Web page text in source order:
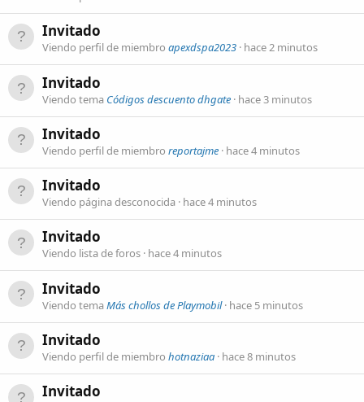
Invitado
Viendo perfil de miembro apexdspa2023 hace 2 minutos
Invitado
Viendo tema Códigos descuento dhgate hace 3 minutos
Invitado
Viendo perfil de miembro reportajme hace 4 minutos
Invitado
Viendo página desconocida hace 4 minutos
Invitado
Viendo lista de foros hace 4 minutos
Invitado
Viendo temaMás chollos de Playmobil hace 5 minutos
Invitado
Viendo perfil de miembro hotnaziaa hace 8 minutos
Invitado